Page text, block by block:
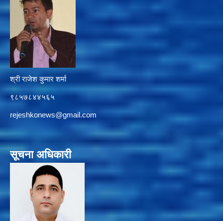
श्री राजेश कुमार शर्मा
९८५७८४४५६५
rejeshkonews@gmail.com
सूचना अधिकारी